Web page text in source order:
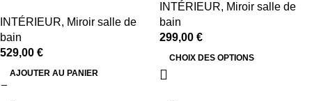
INTÉRIEUR, Miroir salle de
bain
529,00 €
AJOUTER AU PANIER
INTÉRIEUR, Miroir salle de
bain
299,00 €
CHOIX DES OPTIONS